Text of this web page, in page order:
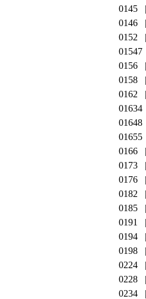
0145
0146
0152
01547
0156
0158
0162
01634
01648
01655
0166
0173
0176
0182
0185
0191
0194
0198
0224
0228
0234